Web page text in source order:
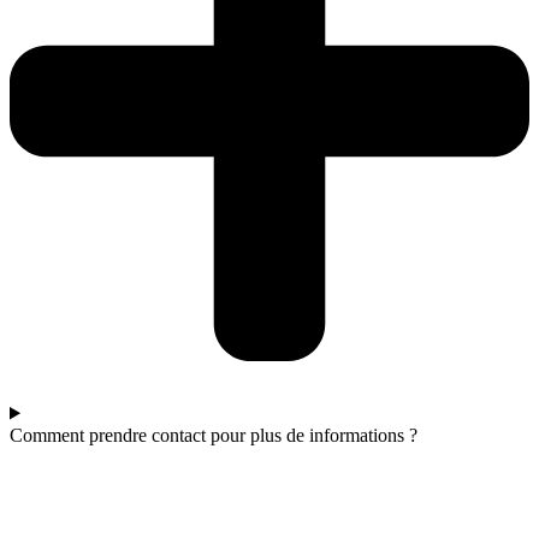
Comment prendre contact pour plus de informations ?